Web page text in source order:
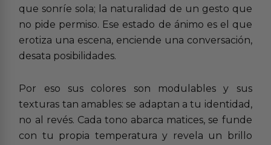
que sonríe sola; la naturalidad de un gesto que
no pide permiso. Ese estado de ánimo es el que
erotiza una escena, enciende una conversación,
desata posibilidades.
Por eso sus colores son modulables y sus
texturas tan amables: se adaptan a tu identidad,
no al revés. Cada tono abarca matices, se funde
con tu propia temperatura y revela un brillo